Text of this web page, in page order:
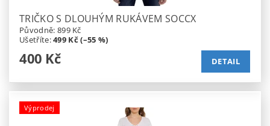
TRIČKO S DLOUHÝM RUKÁVEM SOCCX
Původně: 899 Kč
Ušetříte:499 Kč (–55 %)
400 Kč DETAIL
Výprodej